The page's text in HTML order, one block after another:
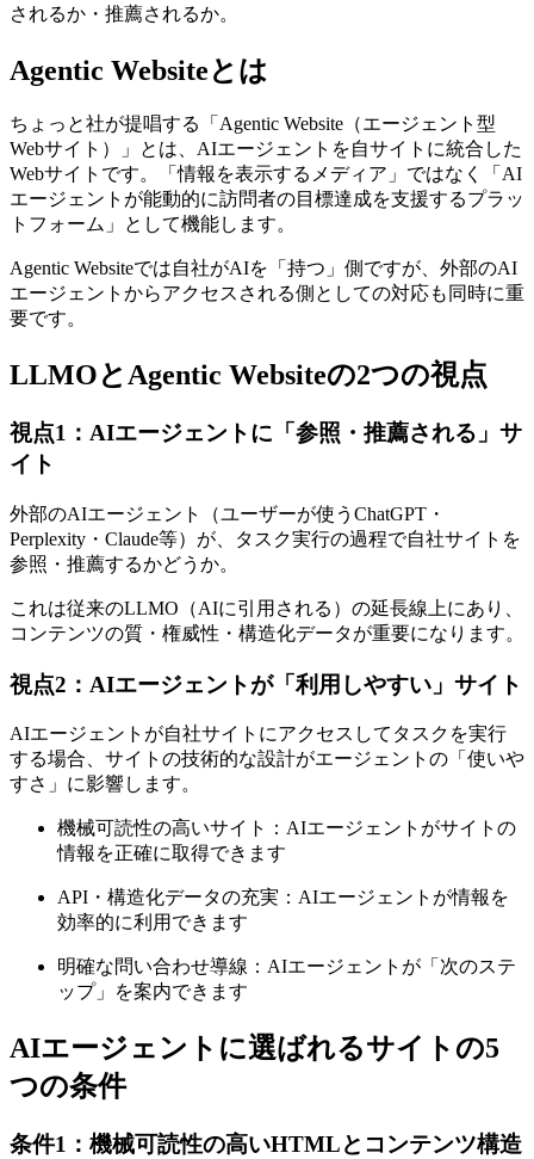
されるか・推薦されるか。
Agentic Websiteとは
ちょっと社が提唱する「Agentic Website（エージェント型
Webサイト）」とは、AIエージェントを自サイトに統合した
Webサイトです。「情報を表示するメディア」ではなく「AI
エージェントが能動的に訪問者の目標達成を支援するプラッ
トフォーム」として機能します。
Agentic Websiteでは自社がAIを「持つ」側ですが、外部のAI
エージェントからアクセスされる側としての対応も同時に重
要です。
LLMOとAgentic Websiteの2つの視点
視点1：AIエージェントに「参照・推薦される」サ
イト
外部のAIエージェント（ユーザーが使うChatGPT・
Perplexity・Claude等）が、タスク実行の過程で自社サイトを
参照・推薦するかどうか。
これは従来のLLMO（AIに引用される）の延長線上にあり、
コンテンツの質・権威性・構造化データが重要になります。
視点2：AIエージェントが「利用しやすい」サイト
AIエージェントが自社サイトにアクセスしてタスクを実行
する場合、サイトの技術的な設計がエージェントの「使いや
すさ」に影響します。
機械可読性の高いサイト：AIエージェントがサイトの
情報を正確に取得できます
API・構造化データの充実：AIエージェントが情報を
効率的に利用できます
明確な問い合わせ導線：AIエージェントが「次のステ
ップ」を案内できます
AIエージェントに選ばれるサイトの5
つの条件
条件1：機械可読性の高いHTMLとコンテンツ構造